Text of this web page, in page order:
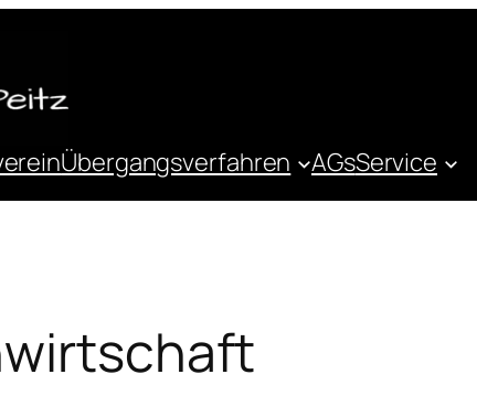
Übergangsverfahren AGsService